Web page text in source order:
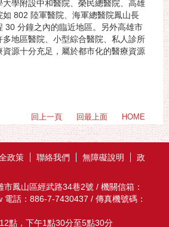
學附設中和醫院、榮民總醫院、高雄
802 陸軍醫院、海軍總醫院鳳山長
30 分鐘之內的臨近地區。另外高雄市
地區醫院、小型綜合醫院、私人診所
源十分充足，屬於都市化的醫療資源
回上一頁 回最上面 HOME
政策 聯絡我們 無障礙說明
政
鳳山區經武路34巷2號 / 機關信箱：
電話：886-7-7430437 / 傳真機號碼：
點，下午1點30分至5點30分